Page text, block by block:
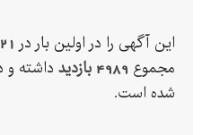
این آگهی را در اولین بار در
مجموع 4989 بازدید داشته و
شده است.